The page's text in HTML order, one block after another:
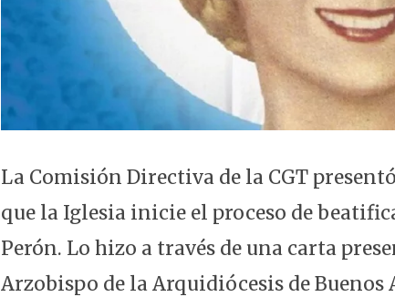
La Comisión Directiva de la CGT
que la Iglesia inicie el proceso de
Perón. Lo hizo a través de una carta
Arzobispo de la Arquidiócesis de Buenos